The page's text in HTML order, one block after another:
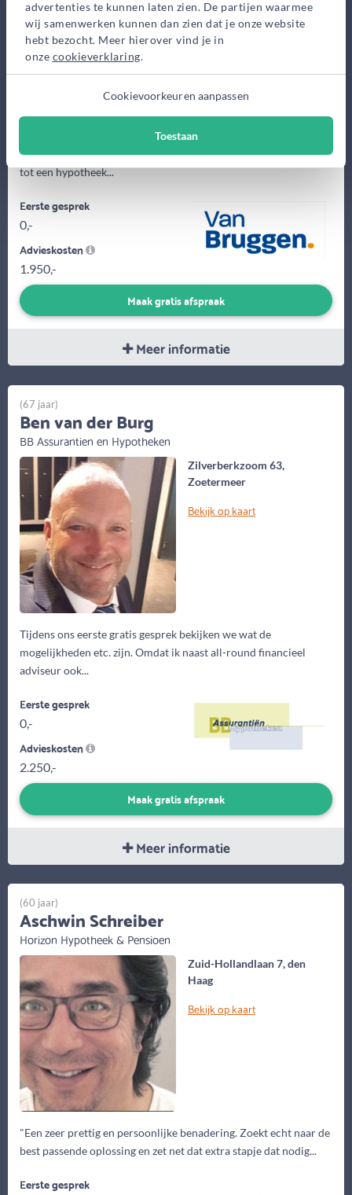
advertenties te kunnen laten zien. De partijen waarmee
wij samenwerken kunnen dan zien dat je onze website
hebt bezocht. Meer hierover vind je in
onze cookieverklaring.
Cookievoorkeuren aanpassen
Toestaan
Bekijk op kaart
In een persoonlijk gesprek bekijken wij graag met u wat uw
wensen en mogelijkheden zijn. Samen komen we dan niet alleen
tot een hypotheek...
Eerste gesprek
0,-
Advieskosten
1.950,-
Maak gratis afspraak
Meer informatie
Zilverberkzoom 63,
Zoetermeer
Bekijk op kaart
Tijdens ons eerste gratis gesprek bekijken we wat de
mogelijkheden etc. zijn. Omdat ik naast all-round financieel
adviseur ook...
(67 jaar)
Ben van der Burg
BB Assurantien en Hypotheken
Eerste gesprek
0,-
Advieskosten
2.250,-
Maak gratis afspraak
Meer informatie
Zuid-Hollandlaan 7, den
Haag
Bekijk op kaart
"Een zeer prettig en persoonlijke benadering. Zoekt echt naar de
best passende oplossing en zet net dat extra stapje dat nodig...
(60 jaar)
Aschwin Schreiber
Horizon Hypotheek & Pensioen
Eerste gesprek